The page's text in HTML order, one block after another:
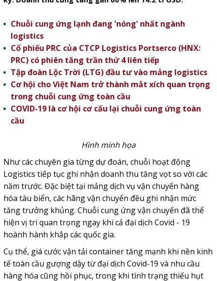
Chuỗi cung ứng lạnh đang 'nóng' nhất ngành
logistics
Cổ phiếu PRC của CTCP Logistics Portserco (HNX:
PRC) có phiên tăng trần thứ 4 liên tiếp
Tập đoàn Lộc Trời (LTG) đầu tư vào mảng logistics
Cơ hội cho Việt Nam trở thành mắt xích quan trọng
trong chuỗi cung ứng toàn cầu
COVID-19 là cơ hội cơ cấu lại chuỗi cung ứng toàn
cầu
Hình minh họa
Như các chuyên gia từng dự đoán, chuỗi hoạt động
Logistics tiếp tục ghi nhận doanh thu tăng vọt so với các
năm trước. Đặc biệt tại mảng dịch vụ vận chuyển hàng
hóa tàu biển, các hãng vận chuyển đều ghi nhận mức
tăng trưởng khủng. Chuỗi cung ứng vận chuyển đã thể
hiện vị trí quan trọng ngay khi cả đại dịch Covid - 19
hoành hành khắp các quốc gia.
Cụ thể, giá cước vận tải container tăng mạnh khi nền kinh
tế toàn cầu gượng dậy từ đại dịch Covid-19 và nhu cầu
hàng hóa cũng hồi phục, trong khi tình trạng thiếu hụt